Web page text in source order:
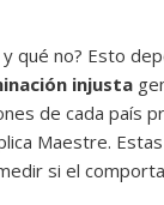
qué no? Esto
injusta
de cada país
Maestre.
si el